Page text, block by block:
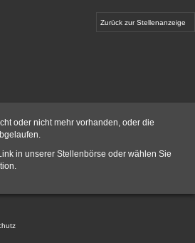
Zurück zur Stellenanzeige
oder nicht mehr vorhanden, oder die
in unserer Stellenbörse oder wählen Sie